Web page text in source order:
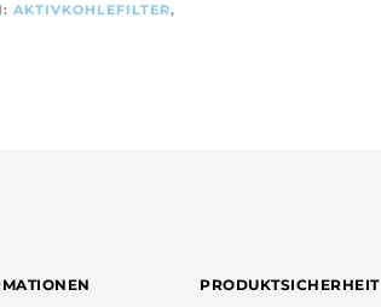
AKTIVKOHLEFILTER,
PRODUKTSICHERHEIT